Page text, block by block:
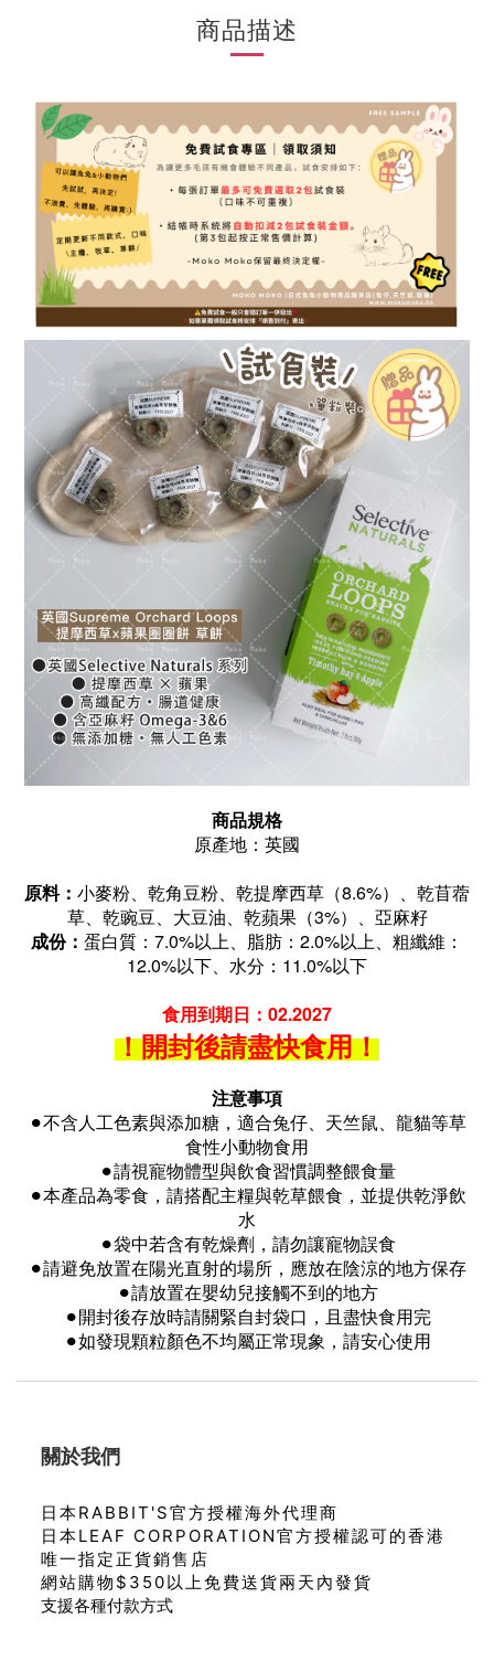
商品描述
商品規格
原產地：英國
原料： 小麥粉、乾角豆粉、乾提摩西草（8.6%）、乾苜蓿
草、乾豌豆、大豆油、乾蘋果（3%）、亞麻籽
成份： 蛋白質：7.0%以上、 脂肪：2.0%以上、 粗纖維：
12.0%以下、 水分：11.0%以下
食用到期日：02.2027
！開封後請盡快食用！
注意事項
⚫︎不含人工色素與添加糖，適合兔仔、天竺鼠、龍貓等草
食性小動物食用
⚫︎請視寵物體型與飲食習慣調整餵食量
⚫︎本產品為零食，請搭配主糧與乾草餵食，並提供乾淨飲
水
⚫︎袋中若含有乾燥劑，請勿讓寵物誤食
⚫︎請避免放置在陽光直射的場所，應放在陰涼的地方保存
⚫︎請放置在嬰幼兒接觸不到的地方
⚫︎開封後存放時請關緊自封袋口，且盡快食用完
⚫︎如發現顆粒顏色不均屬正常現象，請安心使用
關於我們
日本RABBIT'S官方授權海外代理商
日本LEAF CORPORATION官方授權認可的香港
唯一指定正貨銷售店
網站購物$350以上免費送貨兩天內發貨
支援各種付款方式